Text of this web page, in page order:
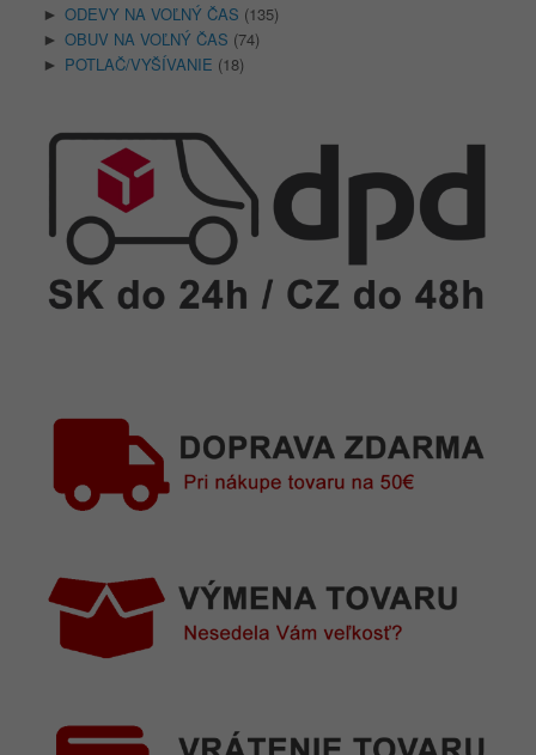
► ODEVY NA VOĽNÝ ČAS (135)
► OBUV NA VOĽNÝ ČAS (74)
► POTLAČ/VYŠÍVANIE (18)